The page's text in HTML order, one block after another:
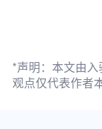
*声明：本文由入
观点仅代表作者